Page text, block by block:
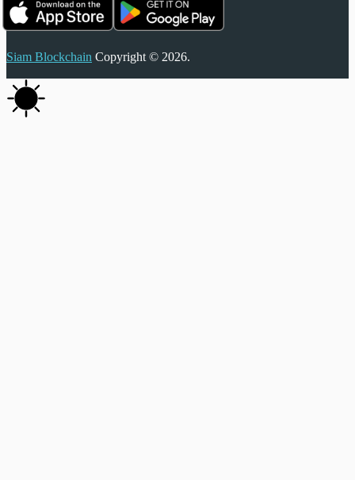
Siam Blockchain Copyright © 2026.